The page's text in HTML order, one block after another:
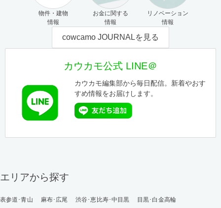
物件・建物
情報
お金に関する
情報
リノベーション
情報
cowcamo JOURNALを見る
カウカモ公式 LINE＠
カウカモ編集部から毎日配信。新着やおす
すめ情報をお届けします。
エリアから探す
表参道･青山 麻布･広尾 渋谷･恵比寿･中目黒
目黒･白金高輪